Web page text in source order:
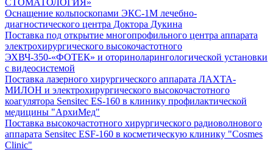
СТОМАТОЛОГИЯ»
Оснащение кольпоскопами ЭКС-1М лечебно-
диагностического центра Доктора Дукина
Поставка под открытие многопрофильного центра аппарата
электрохирургического высокочастотного
ЭХВЧ-350-«ФОТЕК» и оториноларингологической установки
с видеосистемой
Поставка лазерного хирургического аппарата ЛАХТА-
МИЛОН и электрохирургического высокочастотного
коагулятора Sensitec ES-160 в клинику профилактической
медицины "АрхиМед"
Поставка высокочастотного хирургического радиоволнового
аппарата Sensitec ESF-160 в косметическую клинику "Cosmes
Clinic"